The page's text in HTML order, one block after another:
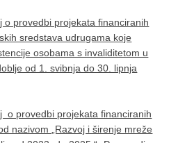
o provedbi projekata financiranih
sredstava udrugama koje
osobama s invaliditetom u
od 1. svibnja do 30. lipnja
o provedbi projekata financiranih
nazivom „Razvoj i širenje mreže